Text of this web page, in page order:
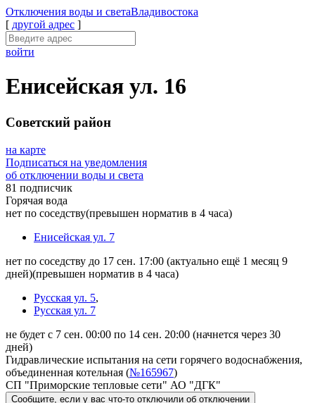
Отключения воды и светаВладивостока
[ другой адрес ]
войти
Енисейская ул. 16
Советский район
на карте
Подписаться на уведомления
об отключении воды и света
81 подписчик
Горячая вода
нет по соседству(превышен норматив в 4 часа)
Енисейская ул. 7
нет по соседству до 17 сен. 17:00 (актуально ещё 1 месяц 9
дней)(превышен норматив в 4 часа)
Русская ул. 5,
Русская ул. 7
не будет с 7 сен. 00:00 по 14 сен. 20:00 (начнется через 30
дней)
Гидравлические испытания на сети горячего водоснабжения,
объединенная котельная (№165967)
СП "Приморские тепловые сети" АО "ДГК"
Сообщите , если у вас что-то отключили об отключении